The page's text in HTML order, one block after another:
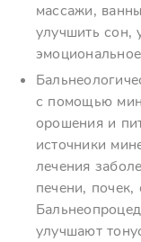
массажи,
улучшить сон,
с помощью
орошения и
источники
лечения
печени,
улучшают